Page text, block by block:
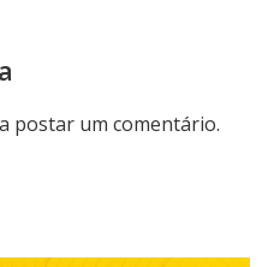
postar um comentário.